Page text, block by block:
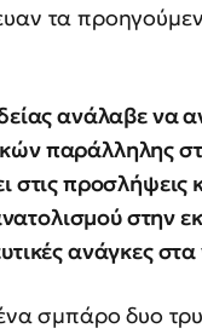
τα
ανάλαβε να
παράλληλης
στις
στην
ανάγκες
σμπάρο δυο